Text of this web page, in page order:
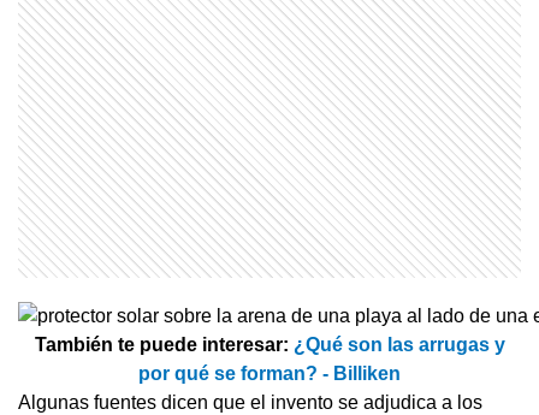
También te puede interesar: ¿Qué son las arrugas y
por qué se forman? - Billiken
Algunas fuentes dicen que el invento se adjudica a los